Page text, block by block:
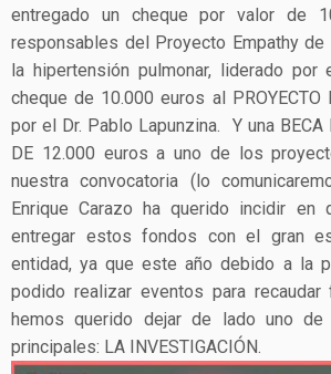
entregado un cheque por valor de
responsables del Proyecto Empathy
la hipertensión pulmonar, liderado por
cheque de 10.000 euros al PROYECTO
por el Dr. Pablo Lapunzina. Y una BECA
DE 12.000 euros a uno de los
nuestra convocatoria (lo
Enrique Carazo ha querido incidir en
entregar estos fondos con el gran
entidad, ya que este año debido a la
podido realizar eventos para
hemos querido dejar de lado uno de
principales: LA INVESTIGACIÓN.